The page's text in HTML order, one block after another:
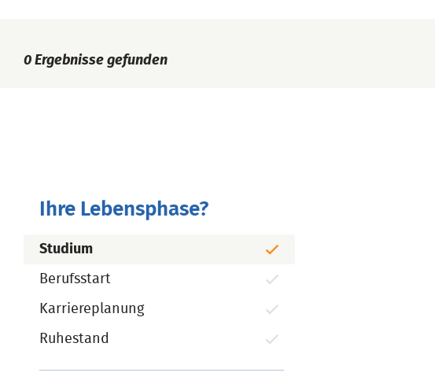
0 Ergebnisse gefunden
Ihre Lebensphase?
Studium
Berufsstart
Karriereplanung
Ruhestand